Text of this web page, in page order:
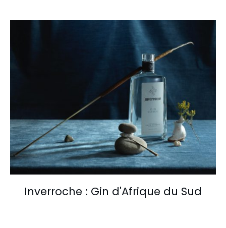
Inverroche : Gin d'Afrique du Sud